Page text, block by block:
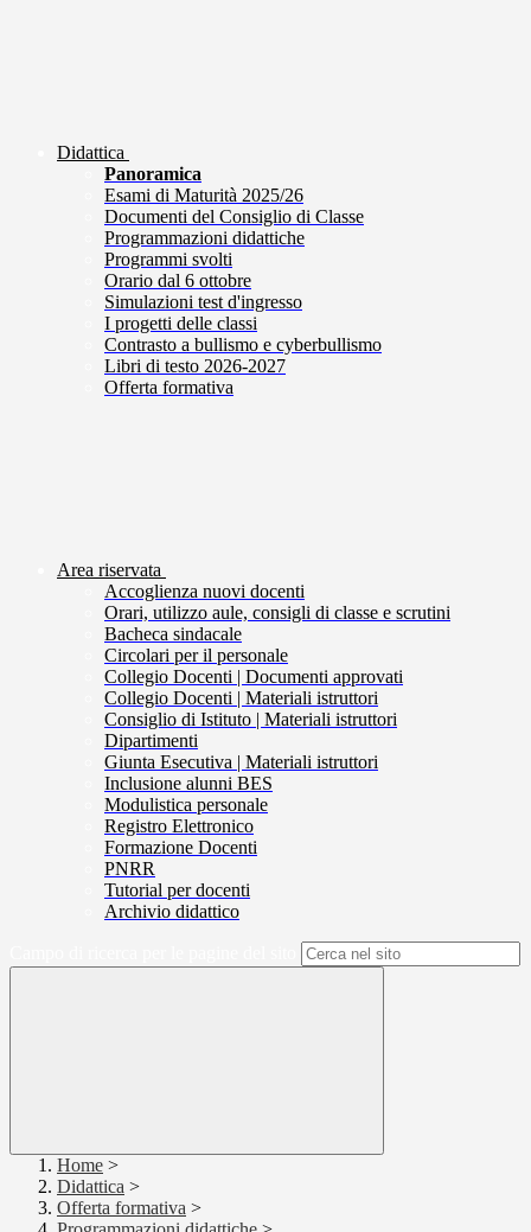
Didattica
Panoramica
Esami di Maturità 2025/26
Documenti del Consiglio di Classe
Programmazioni didattiche
Programmi svolti
Orario dal 6 ottobre
Simulazioni test d'ingresso
I progetti delle classi
Contrasto a bullismo e cyberbullismo
Libri di testo 2026-2027
Offerta formativa
Area riservata
Accoglienza nuovi docenti
Orari, utilizzo aule, consigli di classe e scrutini
Bacheca sindacale
Circolari per il personale
Collegio Docenti | Documenti approvati
Collegio Docenti | Materiali istruttori
Consiglio di Istituto | Materiali istruttori
Dipartimenti
Giunta Esecutiva | Materiali istruttori
Inclusione alunni BES
Modulistica personale
Registro Elettronico
Formazione Docenti
PNRR
Tutorial per docenti
Archivio didattico
Home >
Didattica >
Offerta formativa >